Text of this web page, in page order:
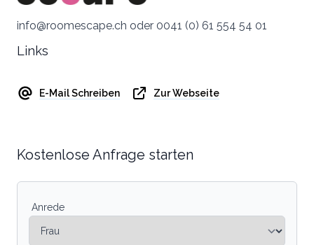
info@roomescape.ch oder 0041 (0) 61 554 54 01
Links
E-Mail Schreiben Zur Webseite
Kostenlose Anfrage starten
Anrede